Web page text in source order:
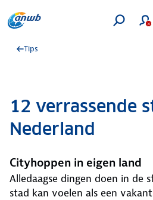
Tips
12 verrassende
Nederland
Cityhoppen in eigen land
Alledaagse dingen doen in de
stad kan voelen als een